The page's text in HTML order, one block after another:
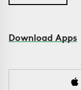
Download Apps